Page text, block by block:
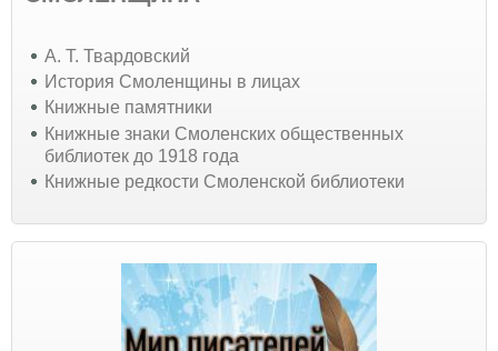
А. Т. Твардовский
История Смоленщины в лицах
Книжные памятники
Книжные знаки Смоленских общественных
библиотек до 1918 года
Книжные редкости Смоленской библиотеки